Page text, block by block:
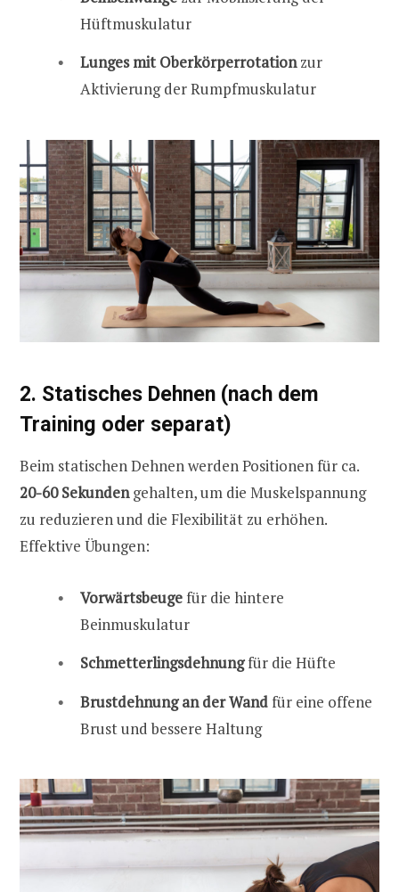
Hüftmuskulatur
Lunges mit Oberkörperrotationzur
Aktivierung der Rumpfmuskulatur
2. Statisches Dehnen (nach dem
Training oder separat)
Beim statischen Dehnen werden Positionen für ca.
20-60 Sekundengehalten, um die Muskelspannung
zu reduzieren und die Flexibilität zu erhöhen.
Effektive Übungen:
Vorwärtsbeugefür die hintere
Beinmuskulatur
Schmetterlingsdehnungfür die Hüfte
Brustdehnung an der Wandfür eine offene
Brust und bessere Haltung